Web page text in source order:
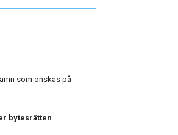
som önskas på
bytesrätten